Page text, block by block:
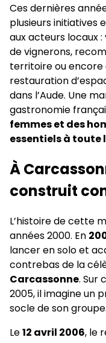
Ces dernières
plusieurs initiatives
aux acteurs locaux
de vignerons,
territoire ou
restauration
dans l’Aude. Une
gastronomie
femmes et des
essentiels à
À
construit
L’histoire de cette
années 2000. En
lancer en solo et
contrebas de la
Carcassonne. Sur
2005, il imagine un
socle de son groupe.
Le12 avril 2006, le